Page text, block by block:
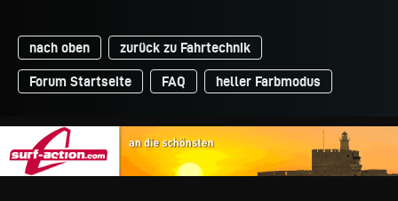
nach oben zurück zu Fahrtechnik
Forum Startseite FAQ heller Farbmodus